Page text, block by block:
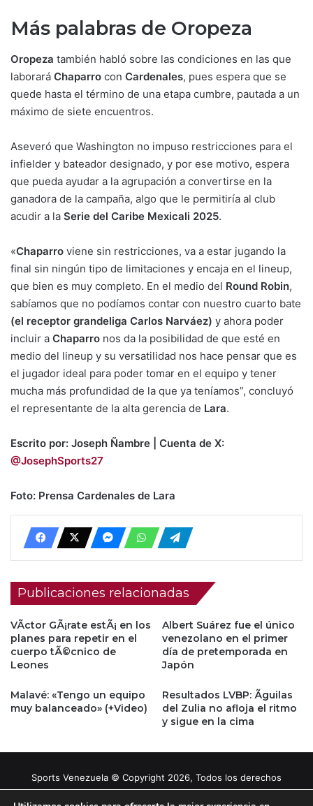
Más palabras de Oropeza
Oropeza también habló sobre las condiciones en las que
laborará Chaparro con Cardenales, pues espera que se
quede hasta el término de una etapa cumbre, pautada a un
máximo de siete encuentros.
Aseveró que Washington no impuso restricciones para el
infielder y bateador designado, y por ese motivo, espera
que pueda ayudar a la agrupación a convertirse en la
ganadora de la campaña, algo que le permitiría al club
acudir a la Serie del Caribe Mexicali 2025.
«Chaparro viene sin restricciones, va a estar jugando la
final sin ningún tipo de limitaciones y encaja en el lineup,
que bien es muy completo. En el medio del Round Robin,
sabíamos que no podíamos contar con nuestro cuarto bate
(el receptor grandeliga Carlos Narváez) y ahora poder
incluir a Chaparro nos da la posibilidad de que esté en
medio del lineup y su versatilidad nos hace pensar que es
el jugador ideal para poder tomar en el equipo y tener
mucha más profundidad de la que ya teníamos”, concluyó
el representante de la alta gerencia de Lara.
Escrito por: Joseph Ñambre | Cuenta de X:
@JosephSports27
Foto: Prensa Cardenales de Lara
Publicaciones relacionadas
VÃ­ctor GÃ¡rate estÃ¡ en los
planes para repetir en el
cuerpo tÃ©cnico de
Leones
Albert Suárez fue el único
venezolano en el primer
día de pretemporada en
Japón
Malavé: «Tengo un equipo
muy balanceado» (+Video)
Resultados LVBP: Ãguilas
del Zulia no afloja el ritmo
y sigue en la cima
Sports Venezuela © Copyright 2026, Todos los derechos